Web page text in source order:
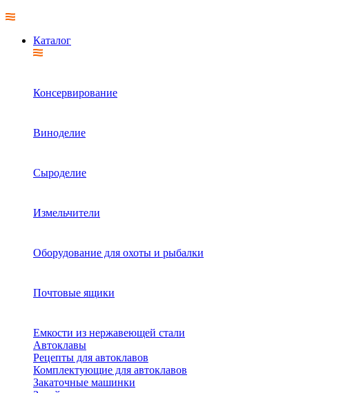
Каталог
Консервирование
Виноделие
Сыроделие
Измельчители
Оборудование для охоты и рыбалки
Почтовые ящики
Емкости из нержавеющей стали
Автоклавы
Рецепты для автоклавов
Комплектующие для автоклавов
Закаточные машинки